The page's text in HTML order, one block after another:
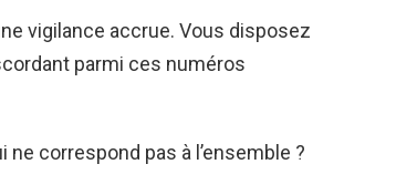
vigilance accrue. Vous disposez
parmi ces numéros
correspond pas à l’ensemble ?